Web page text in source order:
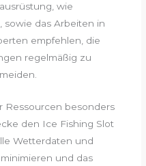
wie
sowie das Arbeiten in
empfehlen, die
regelmäßig zu
Ressourcen besonders
den Ice Fishing Slot
Wetterdaten und
und das